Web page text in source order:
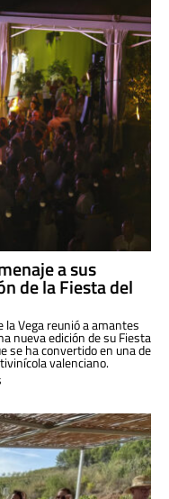
a sus
de la Fiesta del
la Vega reunió a amantes
nueva edición de su Fiesta
se ha convertido en una de
valenciano.